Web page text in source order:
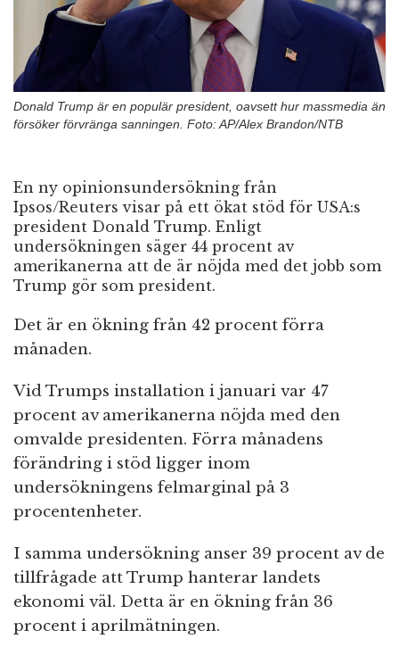
Donald Trump är en populär president, oavsett hur massmedia än
försöker förvränga sanningen. Foto: AP/Alex Brandon/NTB
En ny opinionsundersökning från
Ipsos/Reuters visar på ett ökat stöd för USA:s
president Donald Trump. Enligt
undersökningen säger 44 procent av
amerikanerna att de är nöjda med det jobb som
Trump gör som president.
Det är en ökning från 42 procent förra
månaden.
Vid Trumps installation i januari var 47
procent av amerikanerna nöjda med den
omvalde presidenten. Förra månadens
förändring i stöd ligger inom
undersökningens felmarginal på 3
procentenheter.
I samma undersökning anser 39 procent av de
tillfrågade att Trump hanterar landets
ekonomi väl. Detta är en ökning från 36
procent i aprilmätningen.